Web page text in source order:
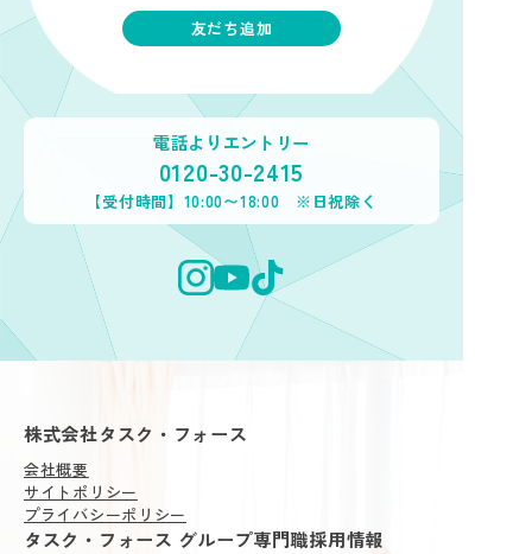
友だち追加
電話よりエントリー
0120-30-2415
【受付時間】10:00〜18:00 ※日祝除く
株式会社タスク・フォース
会社概要
サイトポリシー
プライバシーポリシー
タスク・フォース グループ専門職採用情報